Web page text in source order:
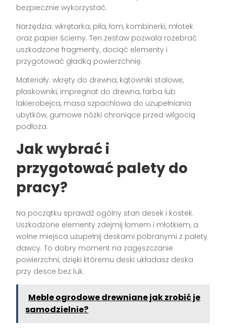
bezpiecznie wykorzystać.
Narzędzia: wkrętarka, piła, łom, kombinerki, młotek
oraz papier ścierny. Ten zestaw pozwala rozebrać
uszkodzone fragmenty, dociąć elementy i
przygotować gładką powierzchnię.
Materiały: wkręty do drewna, kątowniki stalowe,
płaskowniki, impregnat do drewna, farba lub
lakierobejca, masa szpachlowa do uzupełniania
ubytków, gumowe nóżki chroniące przed wilgocią
podłoża.
Jak wybrać i
przygotować palety do
pracy?
Na początku sprawdź ogólny stan desek i kostek.
Uszkodzone elementy zdejmij łomem i młotkiem, a
wolne miejsca uzupełnij deskami pobranymi z palety
dawcy. To dobry moment na zagęszczanie
powierzchni, dzięki któremu deski układasz deska
przy desce bez luk.
Meble ogrodowe drewniane jak zrobić je
samodzielnie?